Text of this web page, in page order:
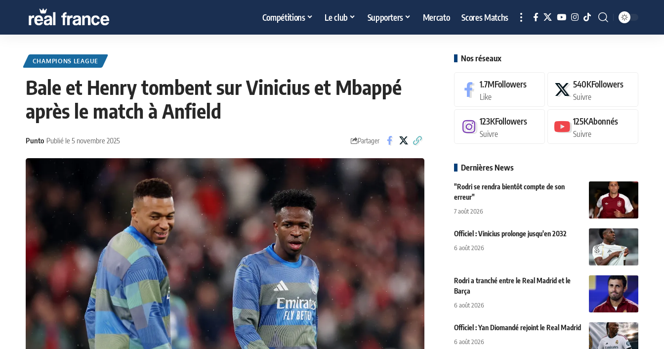
Compétitions Le club Supporters Mercato Scores Matchs
CHAMPIONS LEAGUE
Bale et Henry tombent sur Vinicius et Mbappé
après le match à Anfield
Punto Publié le 5 novembre 2025 Partager
Nos réseaux
1.7MFollowers
Like
540KFollowers
Suivre
123KFollowers
Suivre
125KAbonnés
Suivre
Dernières News
"Rodri se rendra bientôt compte de son
erreur"
7 août 2026
Officiel : Vinicius prolonge jusqu'en 2032
6 août 2026
Rodri a tranché entre le Real Madrid et le
Barça
6 août 2026
Officiel : Yan Diomandé rejoint le Real Madrid
6 août 2026